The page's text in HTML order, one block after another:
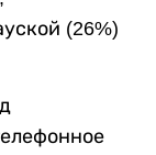
(26%)